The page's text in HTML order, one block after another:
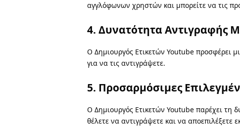
αγγλόφωνων χρηστών και μπορείτε να τις
4. Δυνατότητα Αντιγραφής
Ο Δημιουργός Ετικετών Youtube προσφέρει
για να τις αντιγράψετε.
5. Προσαρμόσιμες
Ο Δημιουργός Ετικετών Youtube παρέχει τη
θέλετε να αντιγράψετε και να